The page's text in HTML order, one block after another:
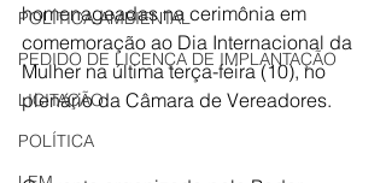
POLÍTICA AMBIENTAL
PEDIDO DE LICENÇA DE IMPLANTAÇÃO
LICITAÇÃO
POLÍTICA
homenageadas na cerimônia em
comemoração ao Dia Internacional da
Mulher na última terça-feira (10), no
plenário da Câmara de Vereadores.